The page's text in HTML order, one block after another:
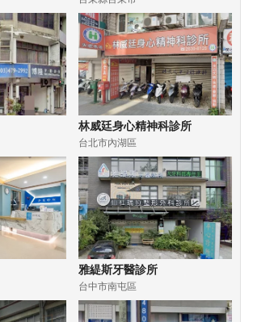
林威廷身心精神科診所
台北市內湖區
雅緹斯牙醫診所
台中市南屯區